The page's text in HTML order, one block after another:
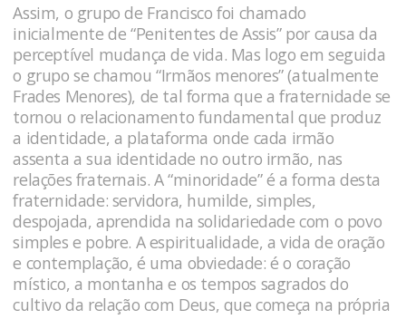
Assim, o grupo de Francisco foi chamado
inicialmente de “Penitentes de Assis” por causa da
perceptível mudança de vida. Mas logo em seguida
o grupo se chamou “Irmãos menores” (atualmente
Frades Menores), de tal forma que a fraternidade se
tornou o relacionamento fundamental que produz
a identidade, a plataforma onde cada irmão
assenta a sua identidade no outro irmão, nas
relações fraternais. A “minoridade” é a forma desta
fraternidade: servidora, humilde, simples,
despojada, aprendida na solidariedade com o povo
simples e pobre. A espiritualidade, a vida de oração
e contemplação, é uma obviedade: é o coração
místico, a montanha e os tempos sagrados do
cultivo da relação com Deus, que começa na própria